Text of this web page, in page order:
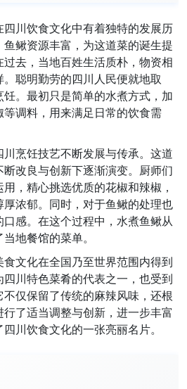
川饮食文化中有着独特的发展历
鳅资源丰富，为这道菜的诞生提
去，当地百姓生活质朴，物资相
聪明勤劳的四川人民便就地取
。最初只是简单的水煮方式，加
调料，用来满足日常的饮食需
烹饪技艺不断发展与传承。这道
改良与创新下逐渐演变。厨师们
，精心挑选优质的花椒和辣椒，
浓郁。同时，对于鱼鳅的处理也
感。在这个过程中，水煮鱼鳅从
地餐馆的菜单。
文化在全国乃至世界范围内得到
川特色菜肴的代表之一，也受到
仅保留了传统的麻辣风味，还根
了适当调整与创新，进一步丰富
川饮食文化的一张亮丽名片。